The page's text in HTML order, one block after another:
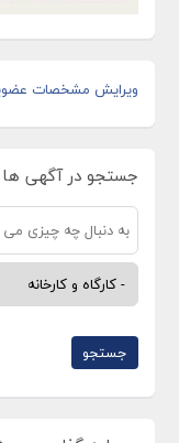
ویرایش مشخصات
جستجو در آگهی ها